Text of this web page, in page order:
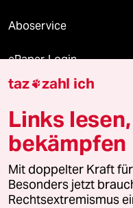
Aboservice
ePaper Login
Downloads für
© 2026 taz Verlags und
Alle Rechte vorbehalten. Bei
wenden Sie sich bitte an
taz zahl ich
Links
bekämpfen
Mit doppelter Kraft
Besonders jetzt
Rechtsextremismus